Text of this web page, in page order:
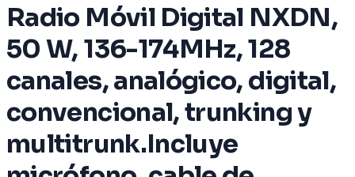
Radio Móvil Digital NXDN,
50 W, 136-174MHz, 128
canales, analógico, digital,
convencional, trunking y
multitrunk.Incluye